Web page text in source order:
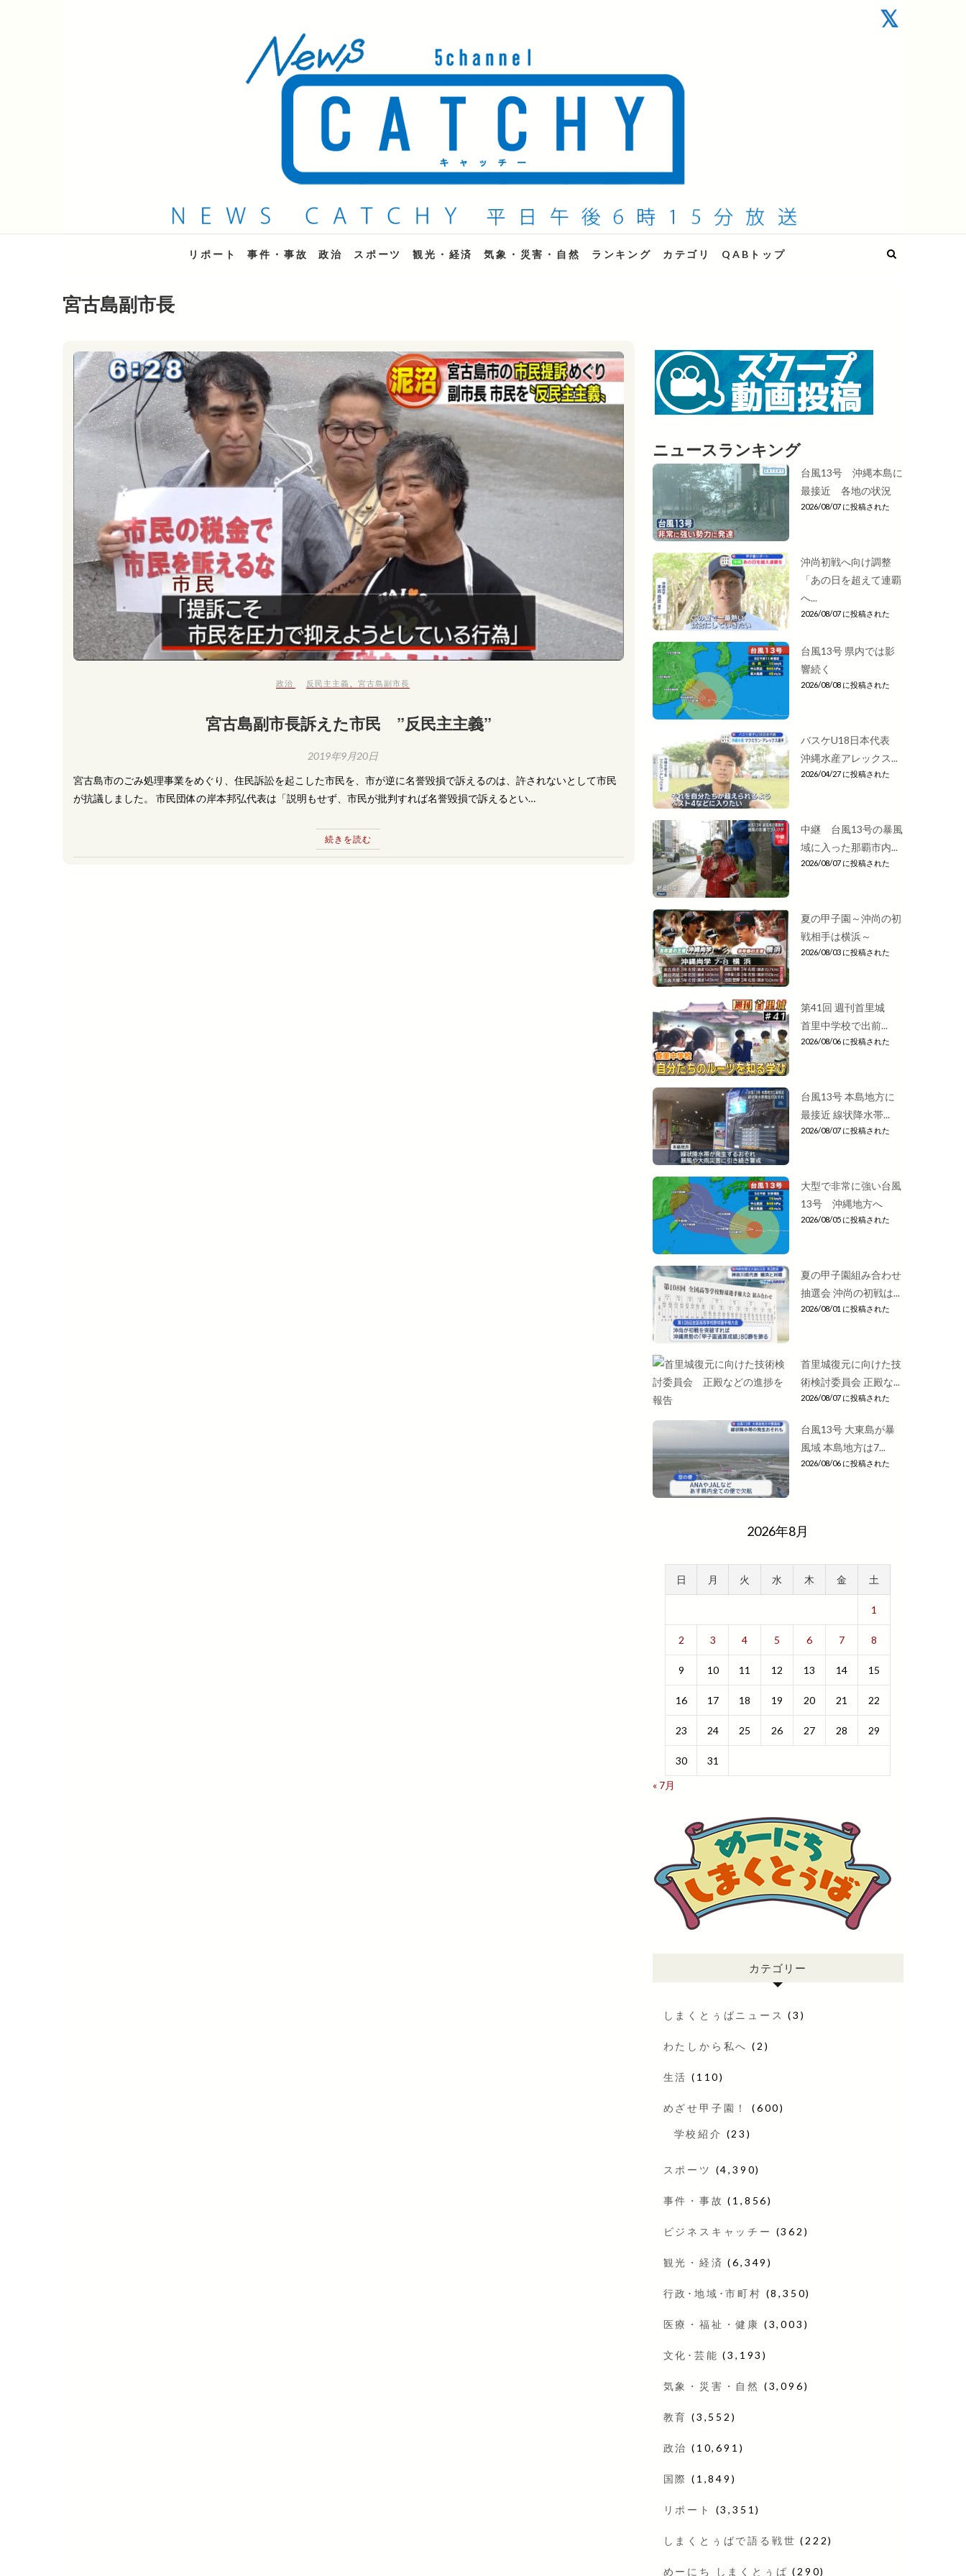
QAB NEWS Headline
キャッチー 月曜〜金曜 午後6時15分放送
リポート 事件・事故 政治 スポーツ 観光・経済 気象・災害・自然 ランキング カテゴリ QABトップ
宮古島副市長
政治 反民主主義 、宮古島副市長
宮古島副市長訴えた市民 ”反民主主義”
2019年9月20日
宮古島市のごみ処理事業をめぐり、住民訴訟を起こした市民を、市が逆に名誉毀損で訴えるのは、許されないとして市民
が抗議しました。 市民団体の岸本邦弘代表は「説明もせず、市民が批判すれば名誉毀損で訴えるとい…
続きを読む
ニュースランキング
台風13号 沖縄本島に
最接近 各地の状況
2026/08/07 に投稿された
沖尚初戦へ向け調整
「あの日を超えて連覇
へ...
2026/08/07 に投稿された
台風13号 県内では影
響続く
2026/08/08 に投稿された
バスケU18日本代表
沖縄水産アレックス...
2026/04/27 に投稿された
中継 台風13号の暴風
域に入った那覇市内...
2026/08/07 に投稿された
夏の甲子園～沖尚の初
戦相手は横浜～
2026/08/03 に投稿された
第41回 週刊首里城
首里中学校で出前...
2026/08/06 に投稿された
台風13号 本島地方に
最接近 線状降水帯...
2026/08/07 に投稿された
大型で非常に強い台風
13号 沖縄地方へ
2026/08/05 に投稿された
夏の甲子園組み合わせ
抽選会 沖尚の初戦は...
2026/08/01 に投稿された
首里城復元に向けた技
術検討委員会 正殿な...
2026/08/07 に投稿された
台風13号 大東島が暴
風域 本島地方は7...
2026/08/06 に投稿された
2026年8月
日 月 火 水 木 金 土
1
2 3 4 5 6 7 8
9 10 11 12 13 14 15
16 17 18 19 20 21 22
23 24 25 26 27 28 29
30
31
« 7月
カテゴリー
しまくとぅばニュース (3)
わたしから私へ (2)
生活 (110)
めざせ甲子園！ (600)
学校紹介 (23)
スポーツ (4,390)
事件・事故 (1,856)
ビジネスキャッチー (362)
観光・経済 (6,349)
行政･地域･市町村 (8,350)
医療・福祉・健康 (3,003)
文化･芸能 (3,193)
気象・災害・自然 (3,096)
教育 (3,552)
政治 (10,691)
国際 (1,849)
リポート (3,351)
しまくとぅばで語る戦世 (222)
めーにち しまくとぅば (290)